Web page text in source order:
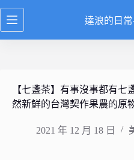
跳
至
達浪的日
【七盞茶】有事沒事都有七
然新鮮的台灣契作果農的原
2021 年 12 月 18 日